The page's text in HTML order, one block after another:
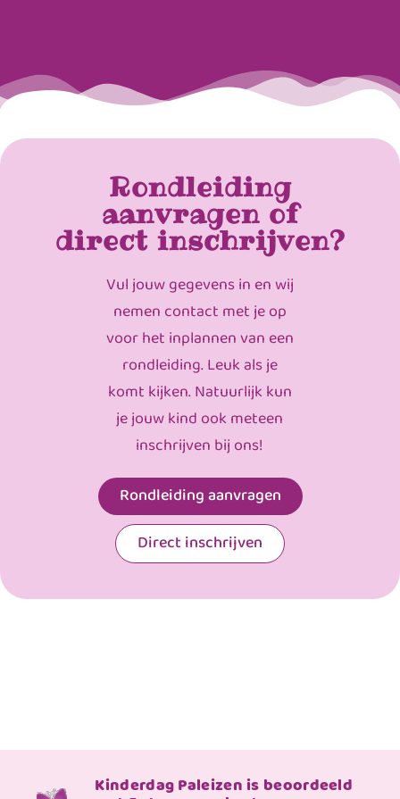
Rondleiding
aanvragen of
direct inschrijven?
Vul jouw gegevens in en wij
nemen contact met je op
voor het inplannen van een
rondleiding. Leuk als je
komt kijken. Natuurlijk kun
je jouw kind ook meteen
inschrijven bij ons!
Rondleiding aanvragen
Direct inschrijven
Kinderdag Paleizen is beoordeeld